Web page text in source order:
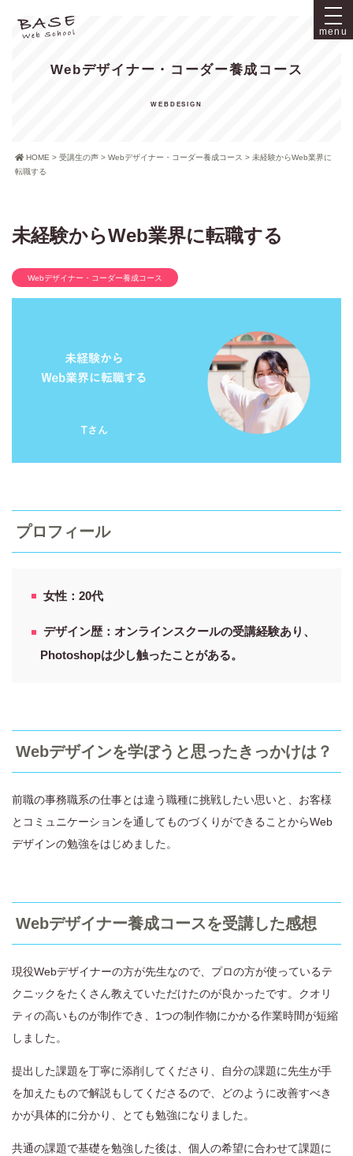
menu
Webデザイナー・コーダー養成コース
HOME > 受講生の声 > Webデザイナー・コーダー養成コース > 未経験からWeb業界に
転職する
未経験からWeb業界に転職する
Webデザイナー・コーダー養成コース
プロフィール
女性：20代
デザイン歴：オンラインスクールの受講経験あり、
Photoshopは少し触ったことがある。
Webデザインを学ぼうと思ったきっかけは？
前職の事務職系の仕事とは違う職種に挑戦したい思いと、お客様
とコミュニケーションを通してものづくりができることからWeb
デザインの勉強をはじめました。
Webデザイナー養成コースを受講した感想
現役Webデザイナーの方が先生なので、プロの方が使っているテ
クニックをたくさん教えていただけたのが良かったです。クオリ
ティの高いものが制作でき、1つの制作物にかかる作業時間が短縮
しました。
提出した課題を丁寧に添削してくださり、自分の課題に先生が手
を加えたもので解説もしてくださるので、どのように改善すべき
かが具体的に分かり、とても勉強になりました。
共通の課題で基礎を勉強した後は、個人の希望に合わせて課題に